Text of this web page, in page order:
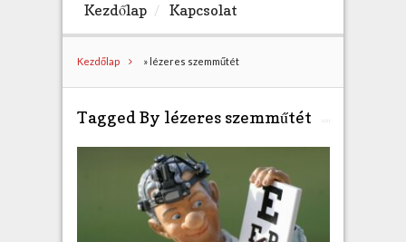
h
Kezdőlap Kapcsolat
Kezdőlap » lézeres szemműtét
Tagged By lézeres szemműtét